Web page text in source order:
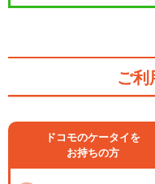
ご利
ドコモのケータイを
お持ちの方